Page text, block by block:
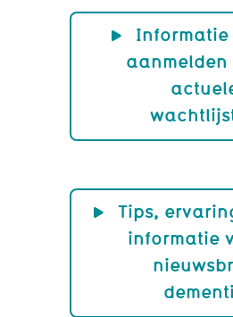
Informatie
aanmelden
Tips,
informatie